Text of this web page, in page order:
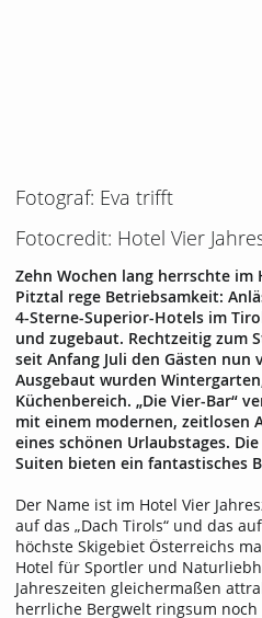
Fotograf: Eva trifft
Fotocredit: Hotel Vier
Zehn Wochen lang herrschte im
Pitztal rege Betriebsamkeit:
4-Sterne-Superior-Hotels im
und zugebaut. Rechtzeitig zum
seit Anfang Juli den Gästen nun
Ausgebaut wurden
Küchenbereich. „Die Vier-Bar“
mit einem modernen, zeitlosen
eines schönen Urlaubstages.
Suiten bieten ein fantastisches
Der Name ist im Hotel Vier
auf das „Dach Tirols“ und das
höchste Skigebiet Österreichs
Hotel für Sportler und
Jahreszeiten gleichermaßen
herrliche Bergwelt ringsum